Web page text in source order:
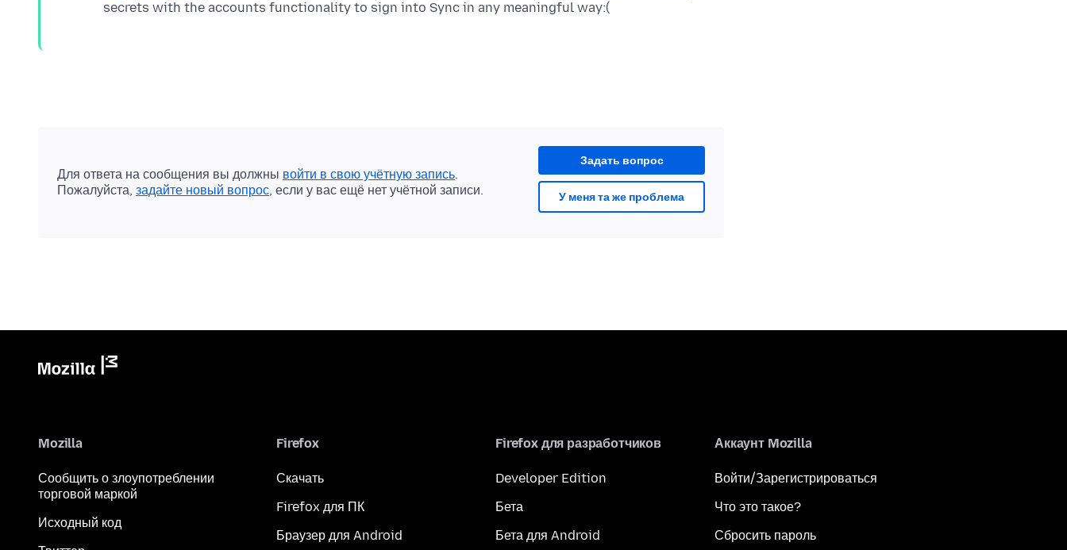
Задать вопрос
У меня та же проблема
Для ответа на сообщения вы должны войти в свою учётную запись.
Пожалуйста, задайте новый вопрос, если у вас ещё нет учётной записи.
Mozilla
Сообщить о злоупотреблении
торговой маркой
Исходный код
Firefox
Скачать
Firefox для ПК
Браузер для Android
Firefox для разработчиков
Developer Edition
Бета
Бета для Android
Аккаунт Mozilla
Войти/Зарегистрироваться
Что это такое?
Сбросить пароль